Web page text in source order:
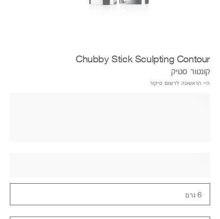
Chubby Stick Sculpting Contour
קונטור סטיק
היי הראשונה לרשום סיקור
6 גרם